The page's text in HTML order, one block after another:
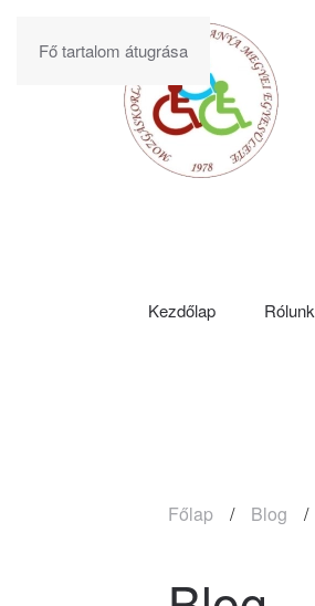
Fő tartalom átugrása
Kezdőlap Rólunk
Főlap Blog